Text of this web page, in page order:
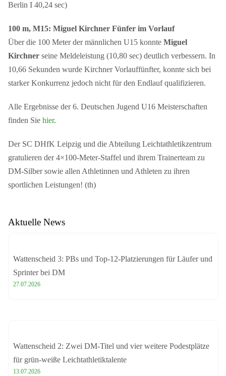
Berlin I 40,24 sec)
100 m, M15: Miguel Kirchner Fünfer im Vorlauf
Über die 100 Meter der männlichen U15 konnte Miguel
Kirchnerseine Meldeleistung (10,80 sec) deutlich verbessern. In
10,66 Sekunden wurde Kirchner Vorlauffünfter, konnte sich bei
starker Konkurrenz jedoch nicht für den Endlauf qualifizieren.
Alle Ergebnisse der 6. Deutschen Jugend U16 Meisterschaften
finden Sie hier.
Der SC DHfK Leipzig und die Abteilung Leichtathletikzentrum
gratulieren der 4×100-Meter-Staffel und ihrem Trainerteam zu
DM-Silber sowie allen Athletinnen und Athleten zu ihren
sportlichen Leistungen! (th)
Aktuelle News
Wattenscheid 3: PBs und Top-12-Platzierungen für Läufer und
Sprinter bei DM
27.07.2026
Wattenscheid 2: Zwei DM-Titel und vier weitere Podestplätze
für grün-weiße Leichtathletiktalente
13.07.2026